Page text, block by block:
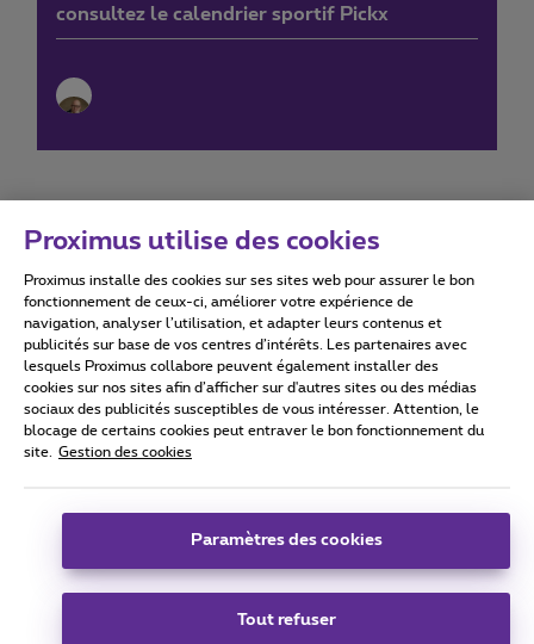
consultez le calendrier sportif Pickx
Conditions d'utilisation Accessibility statement
Tous droits réservés. © 2026 Proximus
Conditions générales, info consommateur
Coordonnées de l’entreprise
Boulevard du Roi Albert II 27 - B-1030 Bruxelles.
Proximus utilise des cookies
Proximus installe des cookies sur ses sites web pour assurer le bon
fonctionnement de ceux-ci, améliorer votre expérience de
navigation, analyser l’utilisation, et adapter leurs contenus et
publicités sur base de vos centres d’intérêts. Les partenaires avec
lesquels Proximus collabore peuvent également installer des
cookies sur nos sites afin d’afficher sur d'autres sites ou des médias
sociaux des publicités susceptibles de vous intéresser. Attention, le
blocage de certains cookies peut entraver le bon fonctionnement du
site.
Gestion des cookies
Paramètres des cookies
Tout refuser